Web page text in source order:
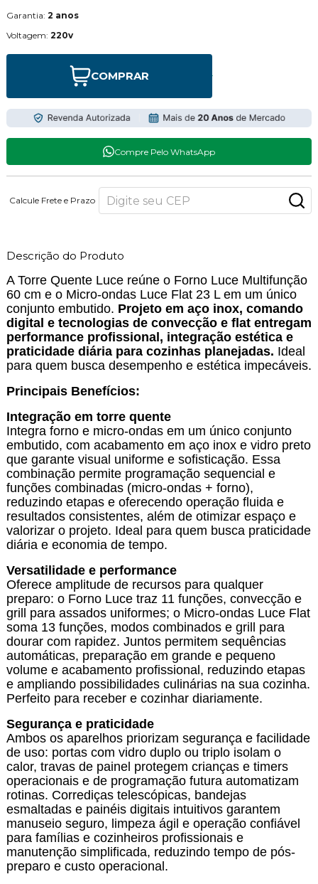
Garantia: 2 anos
Voltagem: 220v
COMPRAR
Compre Pelo WhatsApp
Calcule Frete e Prazo
Descrição do Produto
A Torre Quente Luce reúne o Forno Luce Multifunção
60 cm e o Micro-ondas Luce Flat 23 L em um único
conjunto embutido. Projeto em aço inox, comando
digital e tecnologias de convecção e flat entregam
performance profissional, integração estética e
praticidade diária para cozinhas planejadas. Ideal
para quem busca desempenho e estética impecáveis.
Principais Benefícios:
Integração em torre quente
Integra forno e micro-ondas em um único conjunto
embutido, com acabamento em aço inox e vidro preto
que garante visual uniforme e sofisticação. Essa
combinação permite programação sequencial e
funções combinadas (micro-ondas + forno),
reduzindo etapas e oferecendo operação fluida e
resultados consistentes, além de otimizar espaço e
valorizar o projeto. Ideal para quem busca praticidade
diária e economia de tempo.
Versatilidade e performance
Oferece amplitude de recursos para qualquer
preparo: o Forno Luce traz 11 funções, convecção e
grill para assados uniformes; o Micro-ondas Luce Flat
soma 13 funções, modos combinados e grill para
dourar com rapidez. Juntos permitem sequências
automáticas, preparação em grande e pequeno
volume e acabamento profissional, reduzindo etapas
e ampliando possibilidades culinárias na sua cozinha.
Perfeito para receber e cozinhar diariamente.
Segurança e praticidade
Ambos os aparelhos priorizam segurança e facilidade
de uso: portas com vidro duplo ou triplo isolam o
calor, travas de painel protegem crianças e timers
operacionais e de programação futura automatizam
rotinas. Corrediças telescópicas, bandejas
esmaltadas e painéis digitais intuitivos garantem
manuseio seguro, limpeza ágil e operação confiável
para famílias e cozinheiros profissionais e
manutenção simplificada, reduzindo tempo de pós-
preparo e custo operacional.